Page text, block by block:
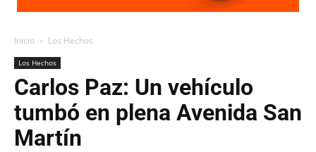
Inicio Los Hechos
Los Hechos
Carlos Paz: Un vehículo
tumbó en plena Avenida San
Martín